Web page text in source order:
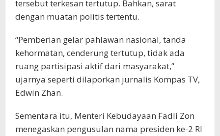
tersebut terkesan tertutup. Bahkan, sarat
dengan muatan politis tertentu.
“Pemberian gelar pahlawan nasional, tanda
kehormatan, cenderung tertutup, tidak ada
ruang partisipasi aktif dari masyarakat,”
ujarnya seperti dilaporkan jurnalis Kompas TV,
Edwin Zhan.
Sementara itu, Menteri Kebudayaan Fadli Zon
menegaskan pengusulan nama presiden ke-2 RI